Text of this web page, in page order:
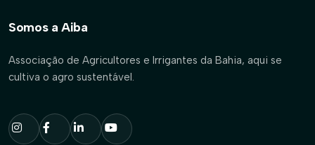
Somos a Aiba
Associação de Agricultores e Irrigantes da Bahia, aqui se
cultiva o agro sustentável.